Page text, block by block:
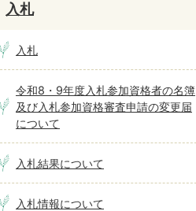
入札
入札
令和8・9年度入札参加資格者の名簿
及び入札参加資格審査申請の変更届
について
入札結果について
入札情報について